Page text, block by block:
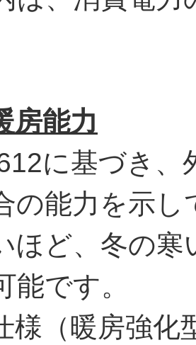
房能力
に基づき
の能力を示し
ほど、冬の
能です。
様（暖房強化